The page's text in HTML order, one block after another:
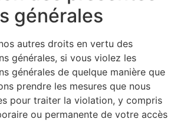
générales
autres droits en vertu des
générales, si vous violez les
générales de quelque manière que
prendre les mesures que nous
pour traiter la violation, y compris
ou permanente de votre accès